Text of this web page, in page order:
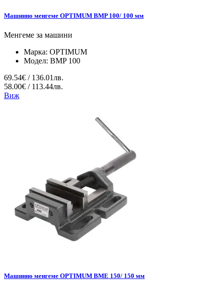
Мaшинно менгеме OPTIMUM BMP 100/ 100 мм
Менгеме за машини
Марка: OPTIMUM
Модел: BMP 100
69.54€ / 136.01лв.
58.00€ / 113.44лв.
Виж
Мaшинно менгеме OPTIMUM BME 150/ 150 мм